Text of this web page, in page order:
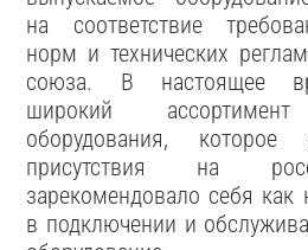
на соответствие
норм и технических
союза. В настоящее
широкий ассортимент
оборудования,
присутствия на
зарекомендовало себя как
в подключении и